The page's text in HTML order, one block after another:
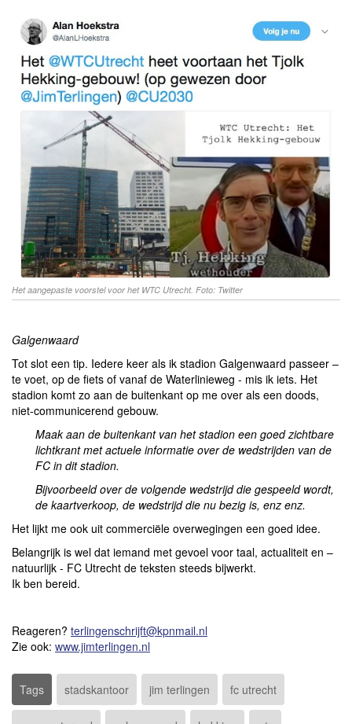
Het aangepaste voorstel voor het WTC Utrecht. Foto: Twitter
Galgenwaard
Tot slot een tip. Iedere keer als ik stadion Galgenwaard passeer –
te voet, op de fiets of vanaf de Waterlinieweg - mis ik iets. Het
stadion komt zo aan de buitenkant op me over als een doods,
niet-communicerend gebouw.
Maak aan de buitenkant van het stadion een goed zichtbare
lichtkrant met actuele informatie over de wedstrijden van de
FC in dit stadion.
Bijvoorbeeld over de volgende wedstrijd die gespeeld wordt,
de kaartverkoop, de wedstrijd die nu bezig is, enz enz.
Het lijkt me ook uit commerciële overwegingen een goed idee.
Belangrijk is wel dat iemand met gevoel voor taal, actualiteit en –
natuurlijk - FC Utrecht de teksten steeds bijwerkt.
Ik ben bereid.
Reageren? terlingenschrijft@kpnmail.nl
Zie ook: www.jimterlingen.nl
Tags stadskantoor jim terlingen fc utrecht